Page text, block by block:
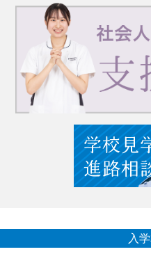
入